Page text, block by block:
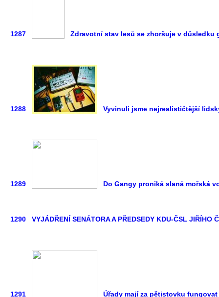
1287 Zdravotní stav lesů se zhoršuje v důsledku
1288 Vyvinuli jsme nejrealističtější
1289 Do Gangy proniká slaná mořská
1290 VYJÁDŘENÍ SENÁTORA A PŘEDSEDY KDU-ČSL JIŘÍHO
1291 Úřady mají za pětistovku